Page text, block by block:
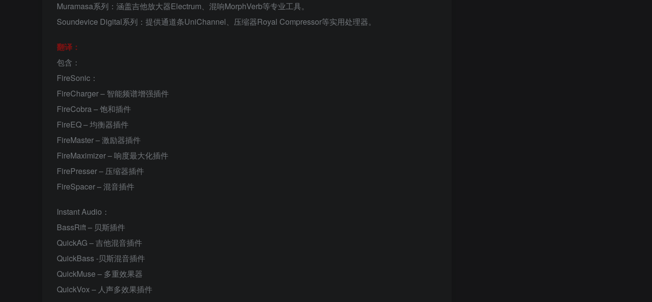
Muramasa系列：涵盖吉他放大器Electrum、混响MorphVerb等专业工具。
Soundevice Digital系列：提供通道条UniChannel、压缩器Royal Compressor等实用处理器。
翻译：
包含：
FireSonic：
FireCharger – 智能频谱增强插件
FireCobra – 饱和插件
FireEQ – 均衡器插件
FireMaster – 激励器插件
FireMaximizer – 响度最大化插件
FirePresser – 压缩器插件
FireSpacer – 混音插件
Instant Audio：
BassRift – 贝斯插件
QuickAG – 吉他混音插件
QuickBass -贝斯混音插件
QuickMuse – 多重效果器
QuickVox – 人声多效果插件